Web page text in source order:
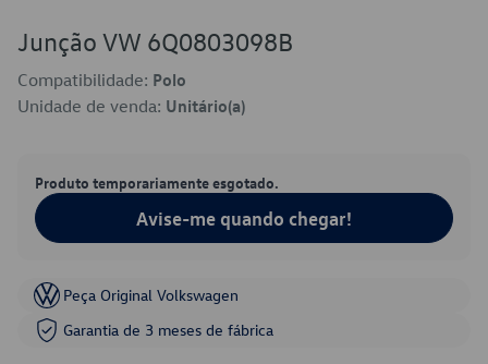
Junção VW 6Q0803098B
Compatibilidade: Polo
Unidade de venda: Unitário(a)
Produto temporariamente esgotado.
Avise-me quando chegar!
Peça Original Volkswagen
Garantia de 3 meses de fábrica